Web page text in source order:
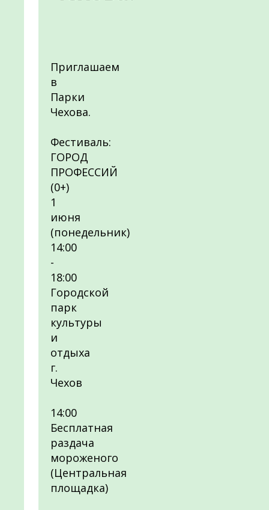
Приглашаем
в
Парки
Чехова.
Фестиваль:
ГОРОД
ПРОФЕССИЙ
(0+)
1
июня
(понедельник)
14:00
-
18:00
Городской
парк
культуры
и
отдыха
г.
Чехов
14:00
Бесплатная
раздача
мороженого
(Центральная
площадка)